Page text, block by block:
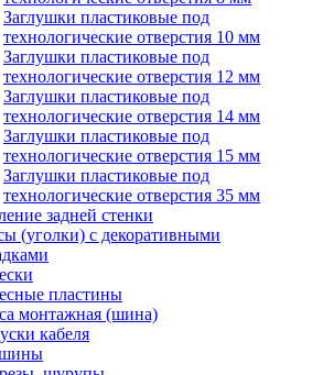
Заглушки пластиковые под
технологические отверстия 10 мм
Заглушки пластиковые под
технологические отверстия 12 мм
Заглушки пластиковые под
технологические отверстия 14 мм
Заглушки пластиковые под
технологические отверстия 15 мм
Заглушки пластиковые под
технологические отверстия 35 мм
задней стенки
(уголки) с декоративными
пластины
монтажная (шина)
кабеля